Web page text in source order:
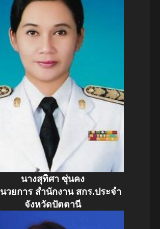
นางสุทิศา ซุ่นคง
วยการ สำนักงาน สกร.ประจำ
จังหวัดปัตตานี